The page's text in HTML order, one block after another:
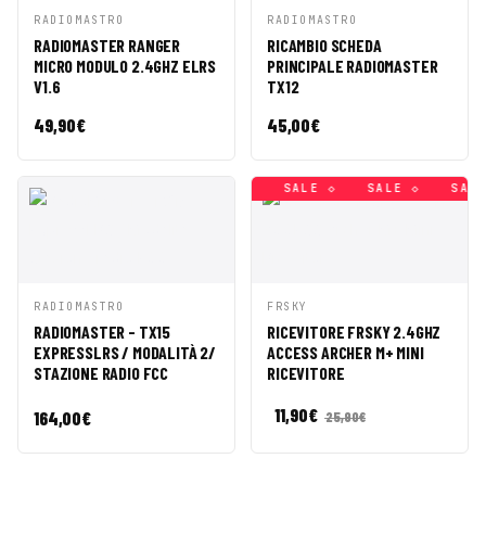
ANTEPRIMA
CARRELLO
RADIOMASTRO
RADIOMASTER RANGER
MICRO MODULO 2.4GHZ ELRS
V1.6
49,90€
ANTEPRIMA
CARRELLO
RADIOMASTRO
RICAMBIO SCHEDA
PRINCIPALE RADIOMASTER
TX12
45,00€
ANTEPRIMA
CARRELLO
RADIOMASTRO
RADIOMASTER - TX15
EXPRESSLRS / MODALITÀ 2/
STAZIONE RADIO FCC
164,00€
SALE ◇ SALE ◇ SALE ◇
ANTEPRIMA
CARRELLO
FRSKY
RICEVITORE FRSKY 2.4GHZ
ACCESS ARCHER M+ MINI
RICEVITORE
11,90€ 25,90€